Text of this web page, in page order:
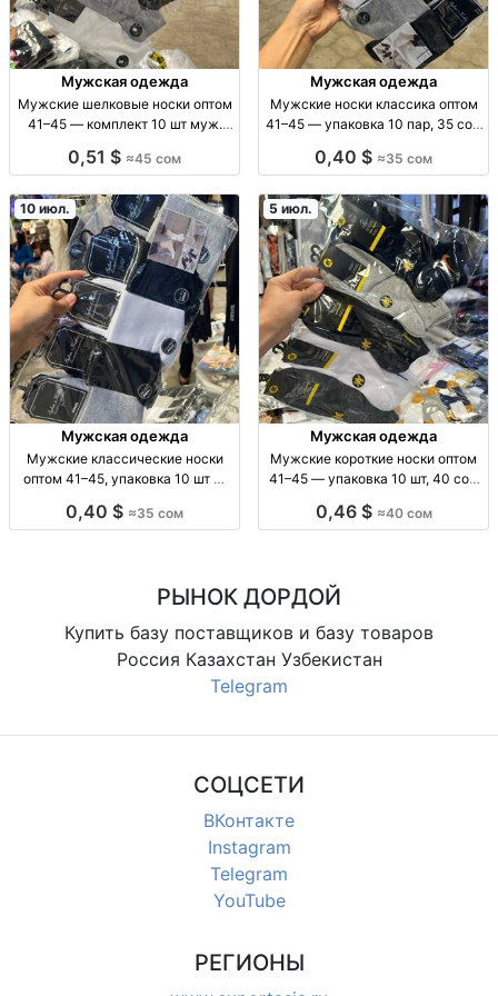
Мужская одежда
Мужские шелковые носки оптом
41–45 — комплект 10 шт муж.
компл. 10 шт; для ежедневной
дышащие; п
0,51 $ ≈45 сом
Мужская одежда
Мужские носки классика оптом
41–45 — упаковка 10 пар, 35 сом
упак 10 пар, повсдневная носка,
этикеток, удоб
0,40 $ ≈35 сом
10 июл.
Мужская одежда
Мужские классические носки
оптом 41–45, упаковка 10 шт —
носки оптом, р-ры 41–45,
0,40 $ ≈35 сом
5 июл.
Мужская одежда
Мужские короткие носки оптом
41–45 — упаковка 10 шт, 40 сом
45, фас. 10 шт/уп, повседн. носка,
0,46 $ ≈40 сом
РЫНОК ДОРДОЙ
Купить базу поставщиков и базу товаров
Россия Казахстан Узбекистан
Telegram
СОЦСЕТИ
ВКонтакте
Instagram
Telegram
YouTube
РЕГИОНЫ